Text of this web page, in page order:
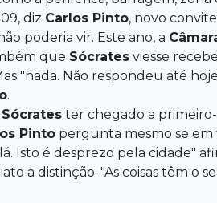
diz Carlos Pinto, novo
poderia vir. Este ano, a
que Sócrates viesse
"nada. Não respondeu até
.
Sócrates ter chegado a
Pinto pergunta mesmo se
Isto é desprezo pela cidade"
a distinção. "As coisas têm o